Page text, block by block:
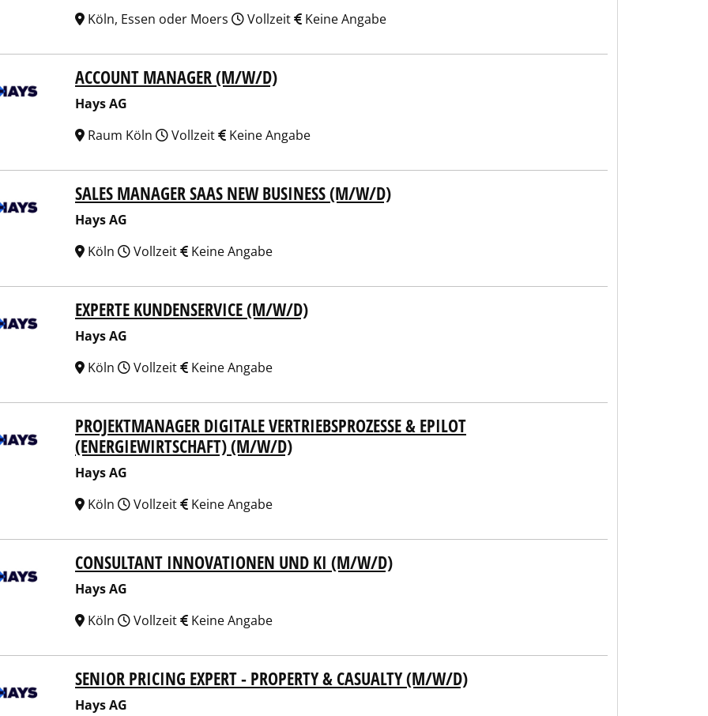
Köln, Essen oder Moers
Vollzeit Keine Angabe
ACCOUNT MANAGER (M/W/D)
Hays AG
Raum Köln
Vollzeit Keine Angabe
SALES MANAGER SAAS NEW BUSINESS (M/W/D)
Hays AG
Köln
Vollzeit Keine Angabe
EXPERTE KUNDENSERVICE (M/W/D)
Hays AG
Köln
Vollzeit Keine Angabe
PROJEKTMANAGER DIGITALE VERTRIEBSPROZESSE & EPILOT
(ENERGIEWIRTSCHAFT) (M/W/D)
Hays AG
Köln
Vollzeit Keine Angabe
CONSULTANT INNOVATIONEN UND KI (M/W/D)
Hays AG
Köln
Vollzeit Keine Angabe
SENIOR PRICING EXPERT - PROPERTY & CASUALTY (M/W/D)
Hays AG